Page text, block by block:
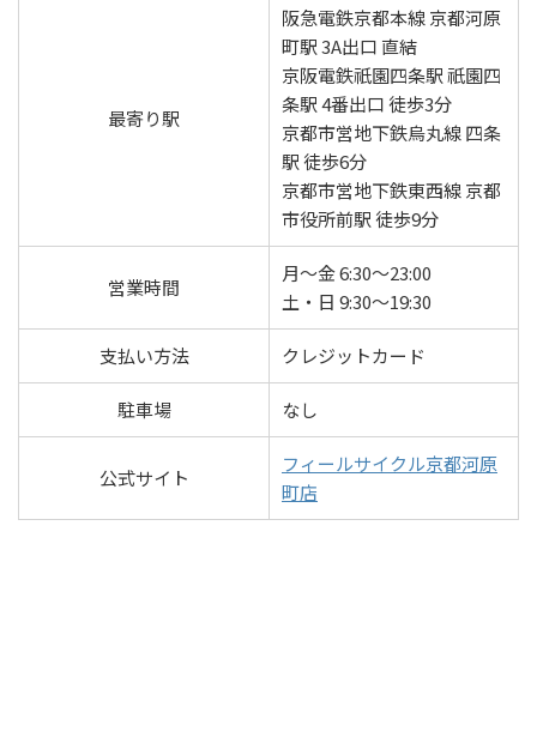
最寄り駅
阪急電鉄京都本線 京都河原
町駅 3A出口 直結
京阪電鉄祇園四条駅 祇園四
条駅 4番出口 徒歩3分
京都市営地下鉄烏丸線 四条
駅 徒歩6分
京都市営地下鉄東西線 京都
市役所前駅 徒歩9分
営業時間
月～金 6:30～23:00
土・日 9:30～19:30
支払い方法 クレジットカード
駐車場 なし
公式サイト
フィールサイクル京都河原
町店